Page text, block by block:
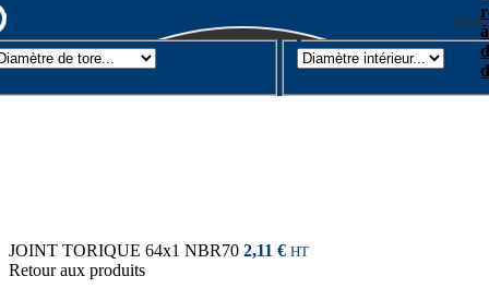
Joint torique/ Diamètre de tore 1mm
JOINT TORIQUE 64x1 NBR70 2,11 € HT
Retour aux produits